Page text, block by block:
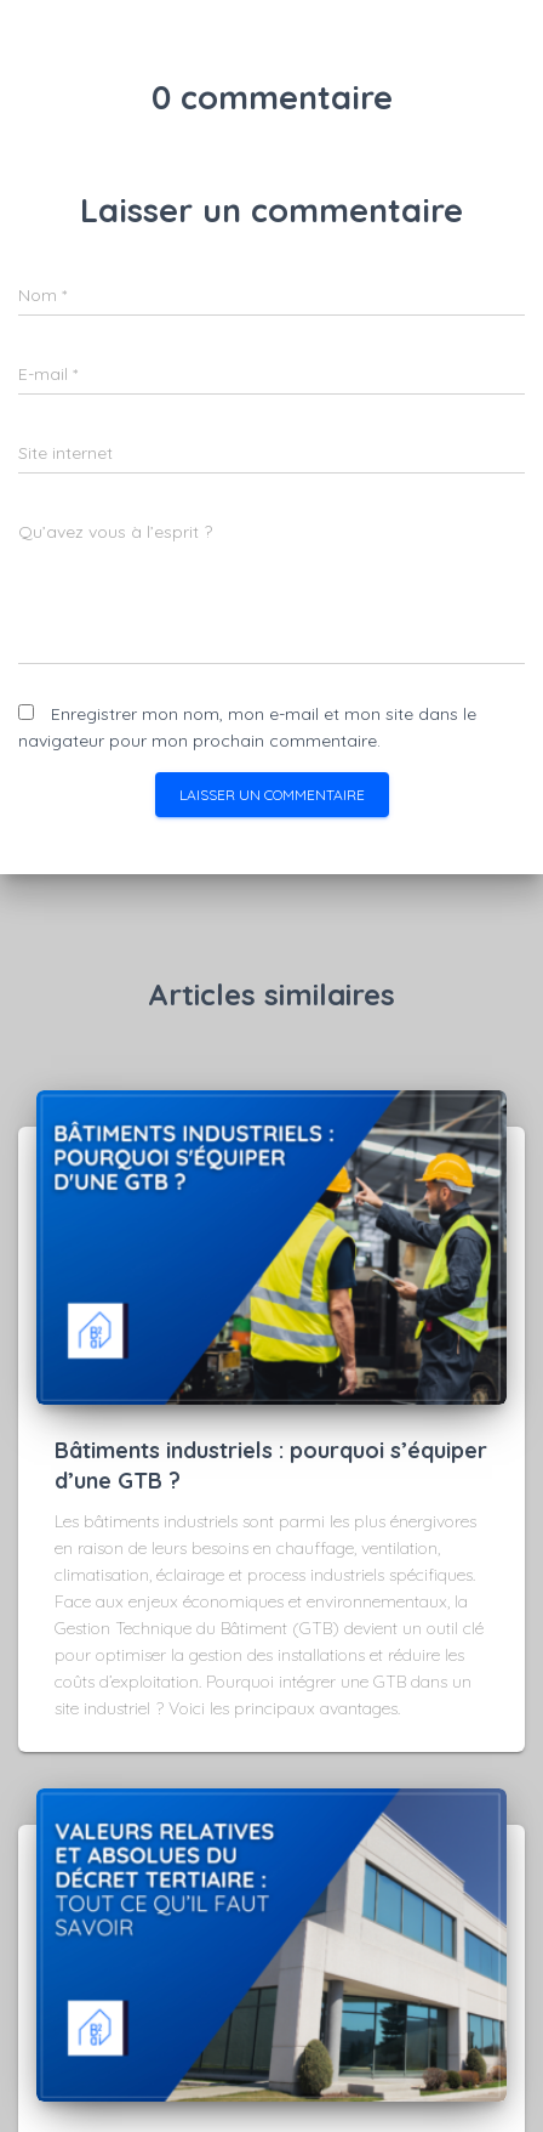
0 commentaire
Laisser un commentaire
Nom *
E-mail *
Site internet
Qu’avez vous à l’esprit ?
Enregistrer mon nom, mon e-mail et mon site dans le
navigateur pour mon prochain commentaire.
Articles similaires
Bâtiments industriels : pourquoi s’équiper
d’une GTB ?
Les bâtiments industriels sont parmi les plus énergivores
en raison de leurs besoins en chauffage, ventilation,
climatisation, éclairage et process industriels spécifiques.
Face aux enjeux économiques et environnementaux, la
Gestion Technique du Bâtiment (GTB) devient un outil clé
pour optimiser la gestion des installations et réduire les
coûts d’exploitation. Pourquoi intégrer une GTB dans un
site industriel ? Voici les principaux avantages.